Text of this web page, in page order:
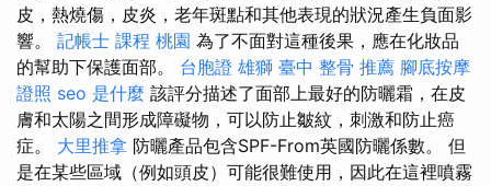
皮，熱燒傷，皮炎，老年斑點和其他表現的狀況產生負面影
響。 記帳士 課程 桃園 為了不面對這種後果，應在化妝品
的幫助下保護面部。 台胞證 雄獅 臺中 整骨 推薦 腳底按摩
證照 seo 是什麼 該評分描述了面部上最好的防曬霜，在皮
膚和太陽之間形成障礙物，可以防止皺紋，刺激和防止癌
症。 大里推拿 防曬產品包含SPF-From英國防曬係數。 但
是在某些區域（例如頭皮）可能很難使用，因此在這裡噴霧